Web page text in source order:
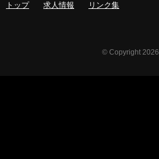
トップ 求人情報 リンク集
© Copyright 2026